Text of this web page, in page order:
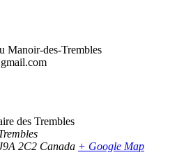
Manoir-des-Trembles
des Trembles
2C2 Canada + Google Map